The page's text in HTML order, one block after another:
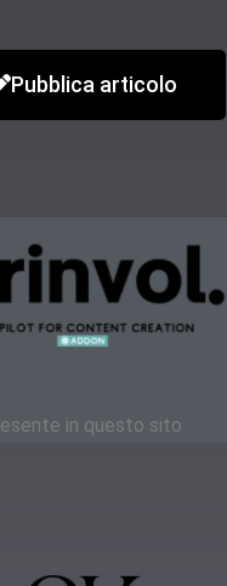
Pubblica articolo
in questo sito